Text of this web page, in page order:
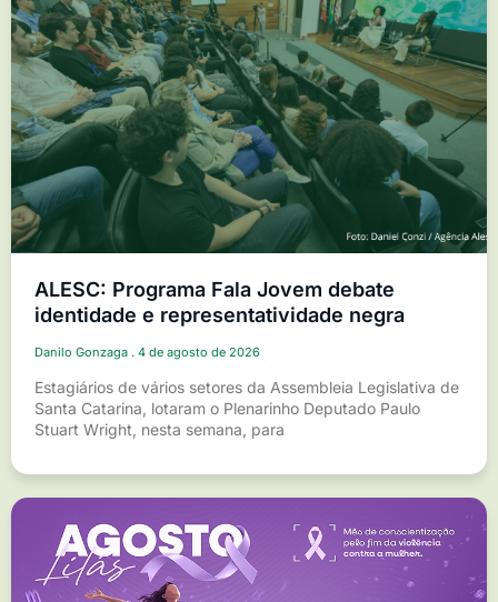
ALESC: Programa Fala Jovem debate
identidade e representatividade negra
Danilo Gonzaga 4 de agosto de 2026
Estagiários de vários setores da Assembleia Legislativa de
Santa Catarina, lotaram o Plenarinho Deputado Paulo
Stuart Wright, nesta semana, para